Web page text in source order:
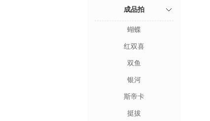
成品拍
蝴蝶
红双喜
双鱼
银河
斯帝卡
挺拔